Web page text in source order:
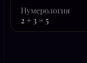
Нумерология
2 + 3 = 5